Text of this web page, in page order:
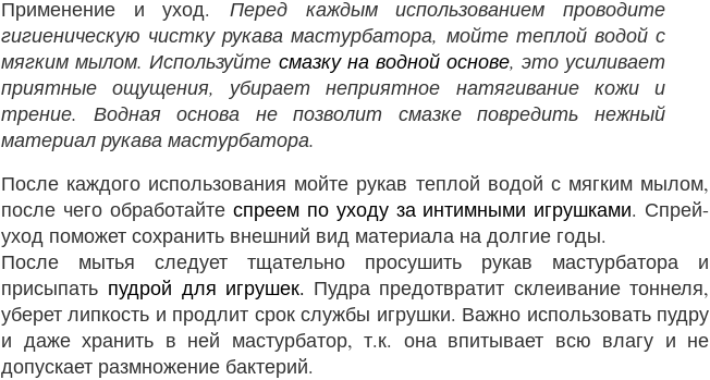
Применение и уход. Перед каждым использованием проводите
гигиеническую чистку рукава мастурбатора, мойте теплой водой с
мягким мылом. Используйте смазку на водной основе, это усиливает
приятные ощущения, убирает неприятное натягивание кожи и
трение. Водная основа не позволит смазке повредить нежный
материал рукава мастурбатора.
После каждого использования мойте рукав теплой водой с мягким мылом,
после чего обработайтеспреем по уходу за интимными игрушками. Спрей-
уход поможет сохранить внешний вид материала на долгие годы.
После мытья следует тщательно просушить рукав мастурбатора и
присыпать пудрой для игрушек. Пудра предотвратит склеивание тоннеля,
уберет липкость и продлит срок службы игрушки. Важно использовать пудру
и даже хранить в ней мастурбатор, т.к. она впитывает всю влагу и не
допускает размножение бактерий.